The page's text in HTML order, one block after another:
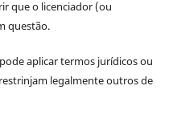
que o licenciador (ou
questão.
aplicar termos jurídicos ou
legalmente outros de